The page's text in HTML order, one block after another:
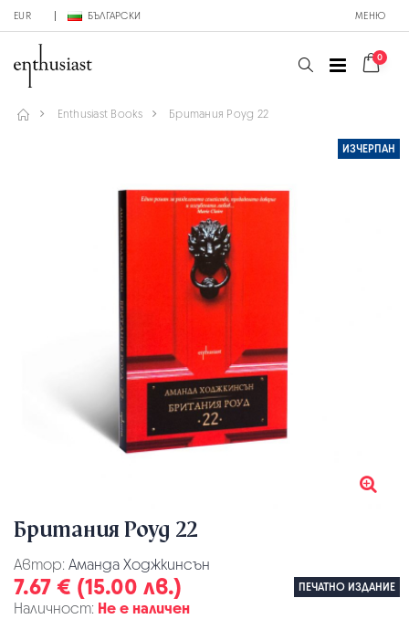
EUR БЪЛГАРСКИ МЕНЮ
0
Enthusiast Books Британия Роуд 22
ИЗЧЕРПАН
Британия Роуд 22
Автор: Аманда Ходжкинсън
7.67 € (15.00 лв.) ПЕЧАТНО ИЗДАНИЕ
Наличност: Не е наличен